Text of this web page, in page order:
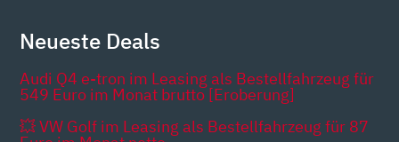
Neueste Deals
Audi Q4 e-tron im Leasing als Bestellfahrzeug für
549 Euro im Monat brutto [Eroberung]
💥 VW Golf im Leasing als Bestellfahrzeug für 87